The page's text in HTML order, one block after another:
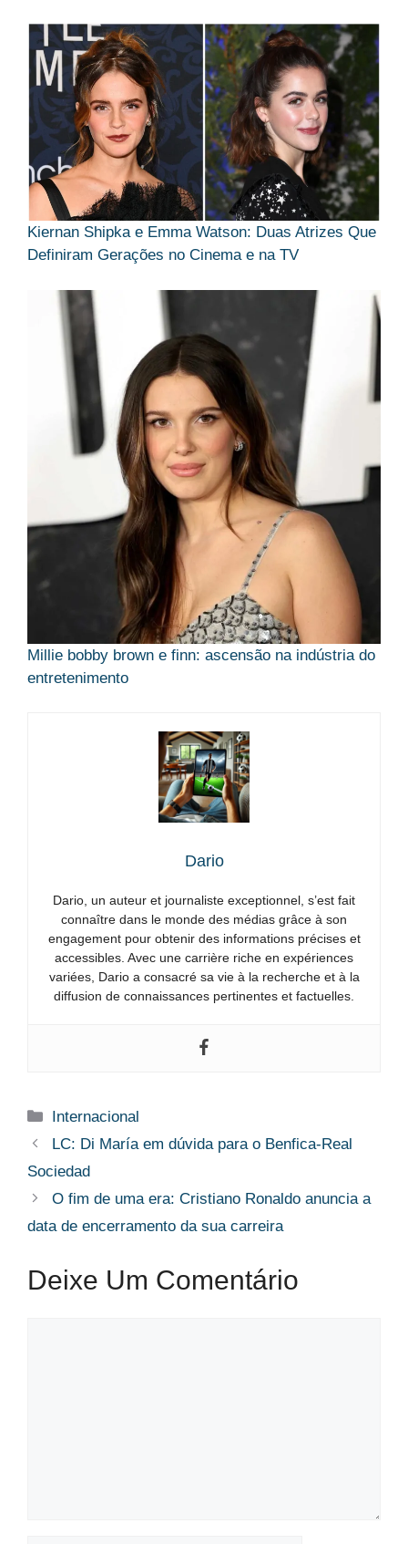
Kiernan Shipka e Emma Watson: Duas Atrizes Que
Definiram Gerações no Cinema e na TV
Millie bobby brown e finn: ascensão na indústria do
entretenimento
Dario
Dario, un auteur et journaliste exceptionnel, s’est fait
connaître dans le monde des médias grâce à son
engagement pour obtenir des informations précises et
accessibles. Avec une carrière riche en expériences
variées, Dario a consacré sa vie à la recherche et à la
diffusion de connaissances pertinentes et factuelles.
Categorias
Internacional
LC: Di María em dúvida para o Benfica-Real
Sociedad
O fim de uma era: Cristiano Ronaldo anuncia a
data de encerramento da sua carreira
Deixe Um Comentário